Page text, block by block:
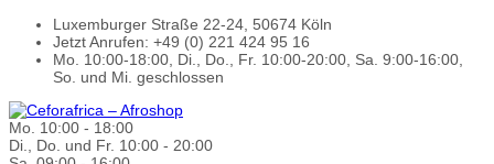
Luxemburger Straße 22-24, 50674 Köln
Jetzt Anrufen: +49 (0) 221 424 95 16
Mo. 10:00-18:00, Di., Do., Fr. 10:00-20:00, Sa. 9:00-16:00,
So. und Mi. geschlossen
Mo. 10:00 - 18:00
Di., Do. und Fr. 10:00 - 20:00